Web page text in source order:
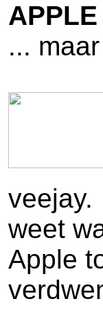
...
veejay.
weet
Apple